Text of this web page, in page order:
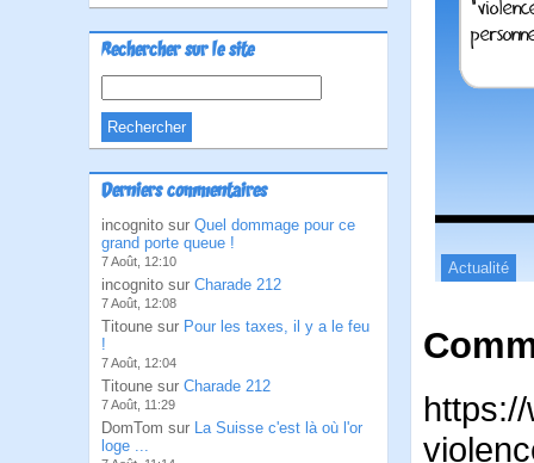
Rechercher sur le site
Derniers commentaires
incognito sur Quel dommage pour ce
grand porte queue !
7 Août, 12:10
incognito sur Charade 212
7 Août, 12:08
Titoune sur Pour les taxes, il y a le feu
!
7 Août, 12:04
Titoune sur Charade 212
7 Août, 11:29
DomTom sur La Suisse c'est là où l'or
loge ...
Actualité